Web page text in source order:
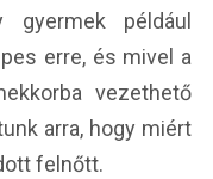
gyermek például
erre, és mivel a
vezethető
arra, hogy miért
felnőtt.